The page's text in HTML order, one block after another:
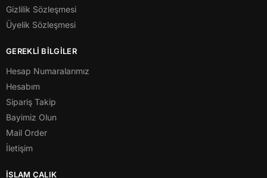
Gizlilik Sözleşmesi
Üyelik Sözleşmesi
GEREKLİ BİLGİLER
Hesap Numaralarımız
Hesabım
Sipariş Takip
Bayimiz Olun
Mail Order
İletişim
İSLAM ÇALIK